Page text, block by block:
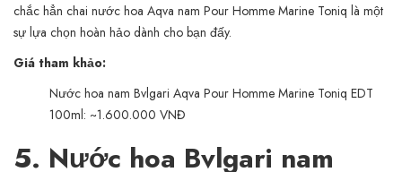
chắc hẳn chai nước hoa Aqva nam Pour Homme Marine Toniq là một
sự lựa chọn hoàn hảo dành cho bạn đấy.
Giá tham khảo:
Nước hoa nam Bvlgari Aqva Pour Homme Marine Toniq EDT
100ml: ~1.600.000 VNĐ
5. Nước hoa Bvlgari nam